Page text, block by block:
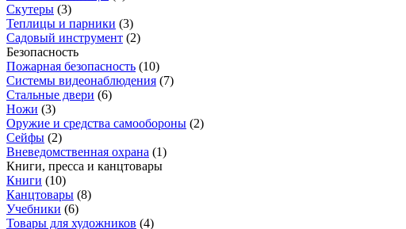
Скутеры (3)
Теплицы и парники (3)
Садовый инструмент (2)
Безопасность
Пожарная безопасность (10)
Системы видеонаблюдения (7)
Стальные двери (6)
Ножи (3)
Оружие и средства самообороны (2)
Сейфы (2)
Вневедомственная охрана (1)
Книги, пресса и канцтовары
Книги (10)
Канцтовары (8)
Учебники (6)
Товары для художников (4)